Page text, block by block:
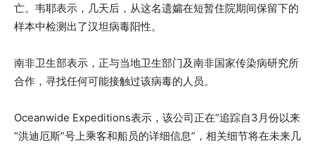
亡。韦耶表示，几天后，从这名遗孀在短暂住院期间保留下的
样本中检测出了汉坦病毒阳性。
南非卫生部表示，正与当地卫生部门及南非国家传染病研究所
合作，寻找任何可能接触过该病毒的人员。
Oceanwide Expeditions表示，该公司正在“追踪自3月份以来
“洪迪厄斯”号上乘客和船员的详细信息”，相关细节将在未来几